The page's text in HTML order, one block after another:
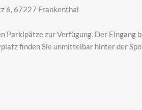
6, 67227 Frankenthal
zur Verfügung. Der Eingang
finden Sie unmittelbar hinter der